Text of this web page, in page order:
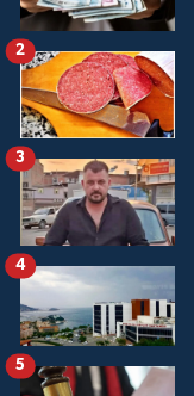
2
3
4
5